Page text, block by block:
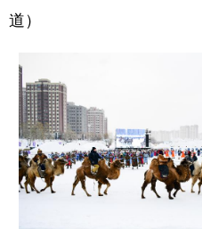
浙江
山东 河南
广东 广西
道）